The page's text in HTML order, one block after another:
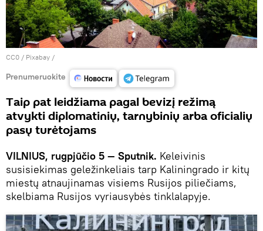
CC0 / Рixabay /
Prenumeruokite
Taip pat leidžiama pagal bevizį režimą
atvykti diplomatinių, tarnybinių arba oficialių
pasų turėtojams
VILNIUS, rugpjūčio 5 — Sputnik. Keleivinis
susisiekimas geležinkeliais tarp Kaliningrado ir kitų
miestų atnaujinamas visiems Rusijos piliečiams,
skelbiama Rusijos vyriausybės tinklalapyje.